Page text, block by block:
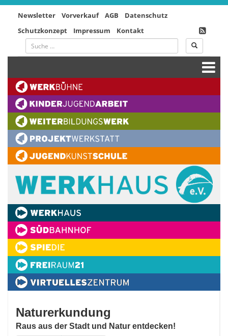
Newsletter Vorverkauf AGB
Datenschutz
Schutzkonzept
Impressum Kontakt
Naturerkundung
Raus aus der Stadt und Natur entdecken!